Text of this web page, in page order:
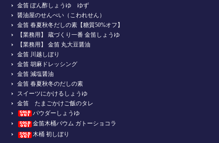
金笛 ぽん酢しょうゆ ゆず
醤油屋のせんべい（こわれせん）
金笛 春夏秋冬だしの素【糖質50%オフ】
【業務用】 蔵づくり一番 金笛しょうゆ
【業務用】 金笛 丸大豆醤油
金笛 川越しぼり
金笛 胡麻ドレッシング
金笛 減塩醤油
金笛 春夏秋冬のだしの素
スイーツにかけるしょうゆ
金笛 たまごかけご飯のタレ
パウダーしょうゆ
金笛木桶バウム ガトーショコラ
木桶 初しぼり